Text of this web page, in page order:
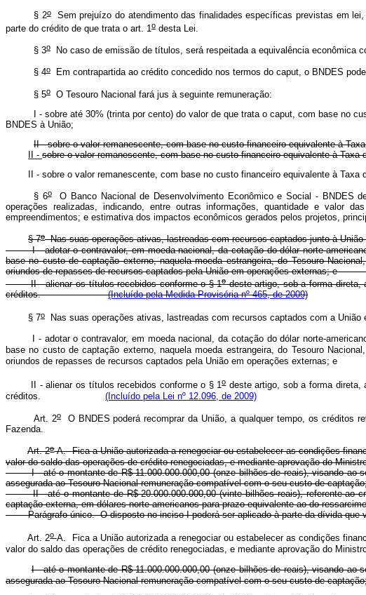
§ 2oSem prejuízo do atendimento das finalidades específicas previstas em lei,
parte do crédito de que trata o art. 1o desta Lei.
§ 3o No caso de emissão de títulos, será respeitada a equivalência econômica
§ 4o Em contrapartida ao crédito concedido nos termos do caput, o BNDES
§ 5o
O Tesouro Nacional fará jus à seguinte remuneração:
I - sobre até 30% (trinta por cento) do valor de que trata o caput, com base no
BNDES à União;
II - sobre o valor remanescente, com base no custo financeiro equivalente à
II - sobre o valor remanescente, com base no custo financeiro
II - sobre o valor remanescente, com base no custo financeiro
§ 6oO Banco Nacional de Desenvolvimento Econômico e Social - BNDES
operações realizadas, indicando, entre outras informações, quantidade e valor
empreendimentos; e estimativa dos impactos econômicos gerados pelos projetos,
§ 7oNas suas operações ativas, lastreadas com recursos captados
I - adotar o contravalor, em moeda nacional, da cotação do dólar norte-americano,
base no custo de captação externo, naquela moeda estrangeira, do Tesouro
oriundos de repasses de recursos captados pela União em operações
II - alienar os títulos recebidos conforme o § 1odeste artigo, sob a forma direta,
créditos.(Incluído pela Medida Provisória nº 465, de 2009)
§ 7o Nas suas operações ativas, lastreadas com recursos captados com
I - adotar o contravalor, em moeda nacional, da cotação do dólar norte-
base no custo de captação externo, naquela moeda estrangeira, do Tesouro
oriundos de repasses de recursos captados pela União em operações
II - alienar os títulos recebidos conforme o § 1odeste artigo, sob a forma direta,
créditos. (Incluído pela Lei nº 12.096, de 2009)
Art. 2oO BNDES poderá recomprar da União, a qualquer tempo, os créditos
Fazenda.
Art. 2o-A.Fica a União autorizada a renegociar ou estabelecer as condições
valor do saldo das operações de crédito renegociadas, e mediante aprovação
I - até o montante de R$ 11.000.000.000,00 (onze bilhões de reais), visando ao
assegurada ao Tesouro Nacional remuneração compatível com o seu
II - até o montante de R$ 20.000.000.000,00 (vinte bilhões reais), referente ao
captação externa, em dólares norte-americanos para prazo equivalente ao
Parágrafo único. O disposto no inciso I poderá ser aplicado à parte da dívida que
Art. 2o-A.
Fica a União autorizada a renegociar ou estabelecer as condições
valor do saldo das operações de crédito renegociadas, e mediante aprovação
I - até o montante de R$ 11.000.000.000,00 (onze bilhões de reais), visando
assegurada ao Tesouro Nacional remuneração compatível com o seu